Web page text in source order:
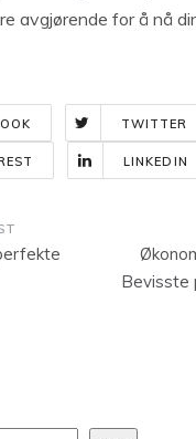
avgjørende for å nå
TWITTER
LINKEDIN
Bevisste